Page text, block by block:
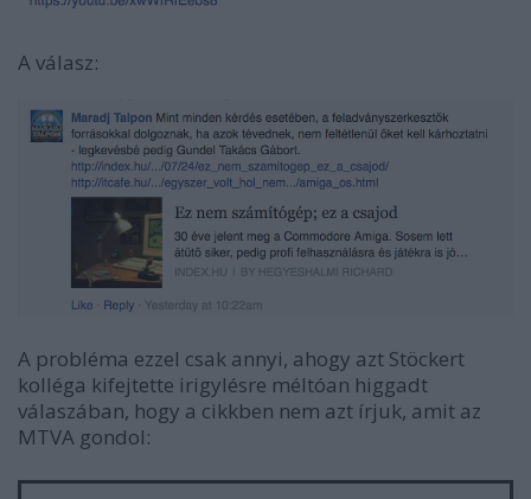
A válasz:
A probléma ezzel csak annyi, ahogy azt Stöckert
kolléga kifejtette irigylésre méltóan higgadt
válaszában, hogy a cikkben nem azt írjuk, amit az
MTVA gondol: